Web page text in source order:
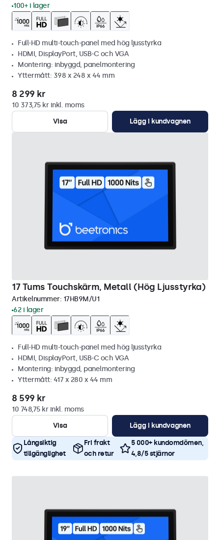
100+ i lager
Full-HD multi-touch-panel med hög ljusstyrka
HDMI, DisplayPort, USB-C och VGA
Montering: inbyggd, panelmontering
Yttermått: 398 x 248 x 44 mm
8 299 kr
10 373,75 kr inkl. moms
Visa
Lägg i kundvagnen
17 Tums Touchskärm, Metall (Hög Ljusstyrka)
Artikelnummer: 17HB9M/U1
62 i lager
Full-HD multi-touch-panel med hög ljusstyrka
HDMI, DisplayPort, USB-C och VGA
Montering: inbyggd, panelmontering
Yttermått: 417 x 280 x 44 mm
8 599 kr
10 748,75 kr inkl. moms
Visa
Lägg i kundvagnen
Långsiktig
tillgänglighet
Fri frakt
och retur
5 000+ kundomdömen,
4,8/5 stjärnor